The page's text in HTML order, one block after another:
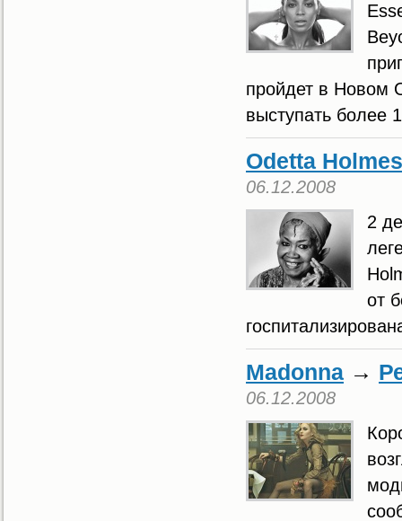
пройдет в Новом
выступать более
Odetta Holmes
06.12.2008
2
от
Madonna →
06.12.2008